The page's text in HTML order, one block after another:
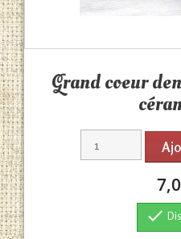
Grand coeur
